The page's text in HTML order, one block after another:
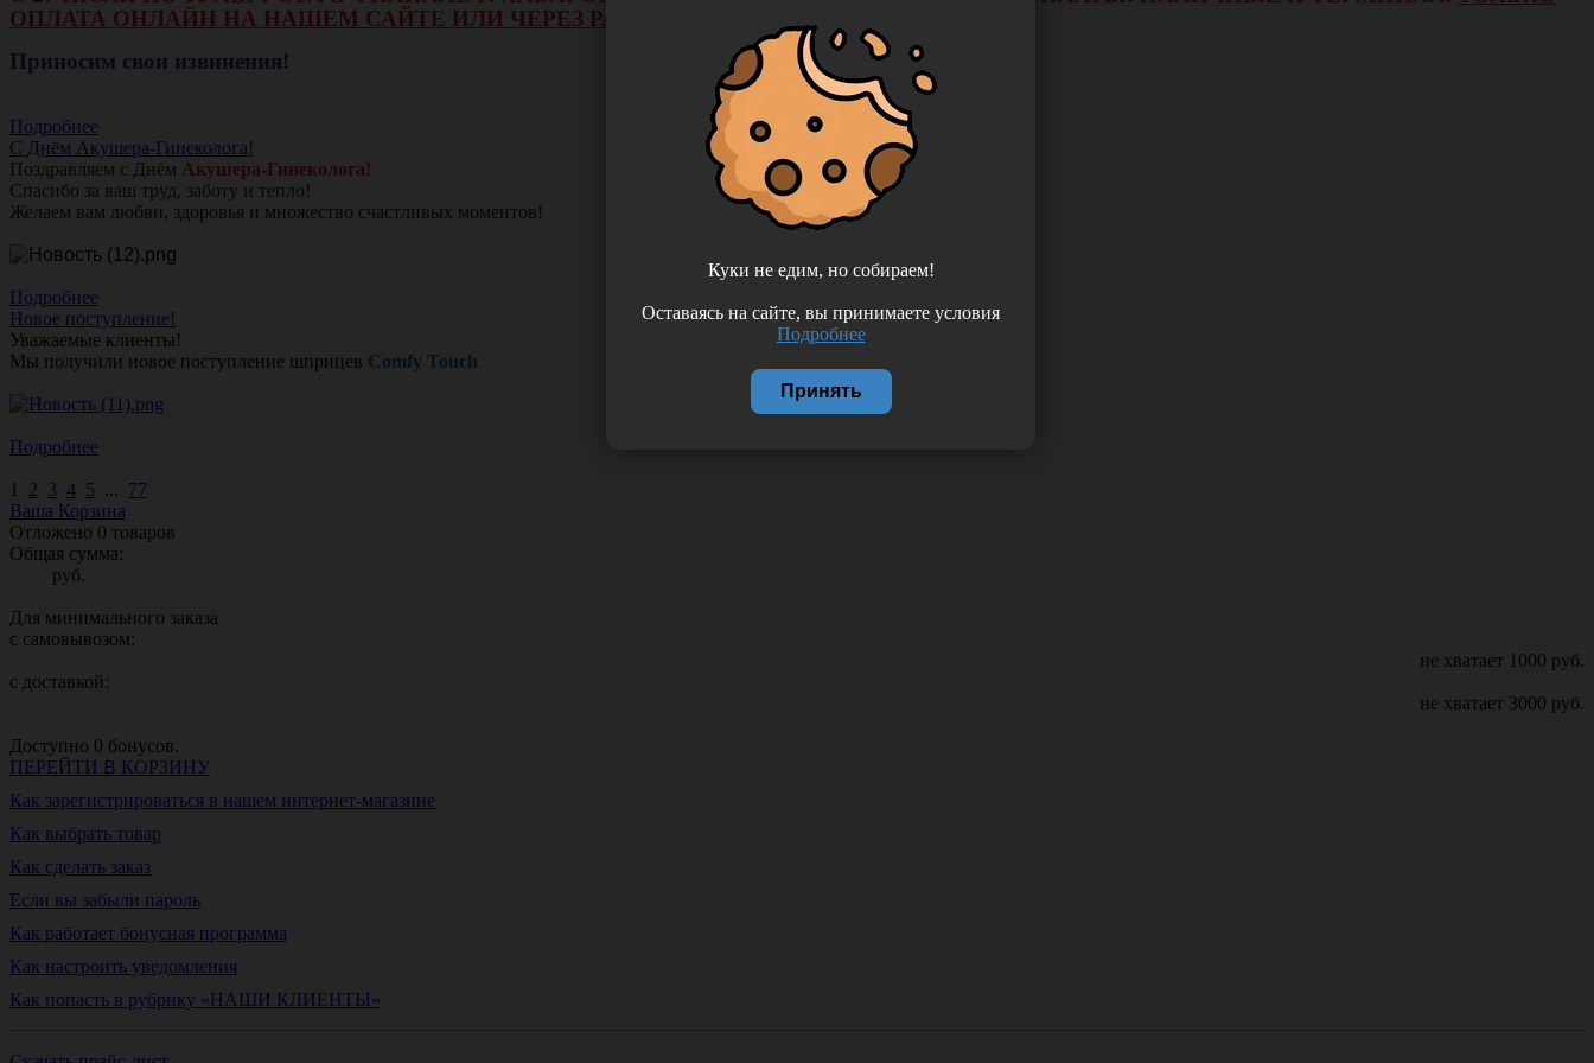
ОПЛАТА ОНЛАЙН НА НАШЕМ САЙТЕ ИЛИ ЧЕРЕЗ РАСЧЕТНЫЙ СЧЕТ.
Приносим свои извинения!
Подробнее
С Днём Акушера-Гинеколога!
Поздравляем с Днём Акушера-Гинеколога!
Спасибо за ваш труд, заботу и тепло!
Желаем вам любви, здоровья и множество счастливых моментов!
Подробнее
Новое поступление!
Уважаемые клиенты!
Мы получили новое поступление шприцев Comfy Touch
Подробнее
1 2 3 4 5 ... 77
Ваша Корзина
Отложено 0 товаров
Общая сумма:
руб.
Для минимального заказа
с самовывозом:
не хватает 1000 руб.
с доставкой:
не хватает 3000 руб.
Доступно 0 бонусов.
ПЕРЕЙТИ В КОРЗИНУ
Как зарегистрироваться в нашем интернет-магазине
Как выбрать товар
Как сделать заказ
Если вы забыли пароль
Как работает бонусная программа
Как настроить уведомления
Как попасть в рубрику «НАШИ КЛИЕНТЫ»
Куки не едим, но собираем!
Оставаясь на сайте, вы принимаете условия
Подробнее
Принять